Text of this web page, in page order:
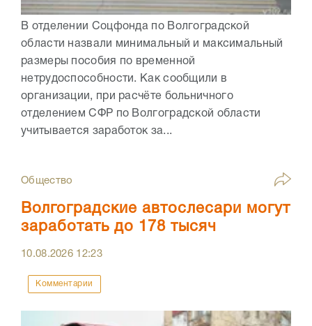
В отделении Соцфонда по Волгоградской
области назвали минимальный и максимальный
размеры пособия по временной
нетрудоспособности. Как сообщили в
организации, при расчёте больничного
отделением СФР по Волгоградской области
учитывается заработок за...
Общество
Волгоградские автослесари могут
заработать до 178 тысяч
10.08.2026 12:23
Комментарии